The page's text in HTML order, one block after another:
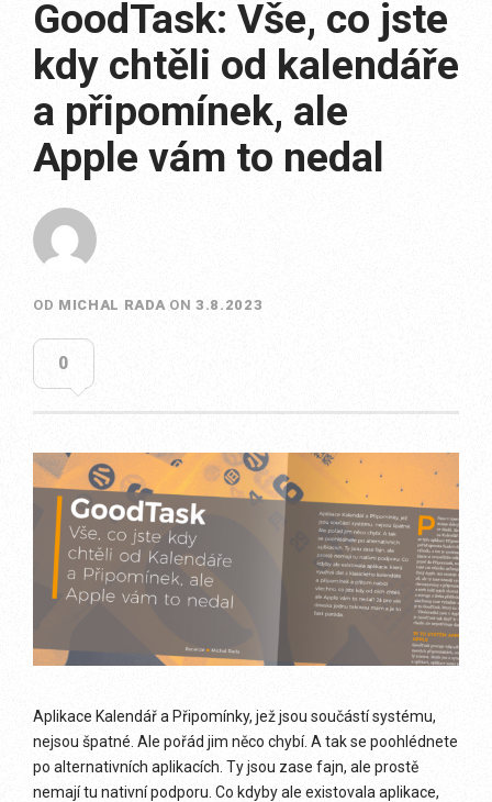
GoodTask: Vše, co jste
kdy chtěli od kalendáře
a připomínek, ale
Apple vám to nedal
OD MICHAL RADA ON3.8.2023
0
Aplikace Kalendář a Připomínky, jež jsou součástí systému,
nejsou špatné. Ale pořád jim něco chybí. A tak se poohlédnete
po alternativních aplikacích. Ty jsou zase fajn, ale prostě
nemají tu nativní podporu. Co kdyby ale existovala aplikace,